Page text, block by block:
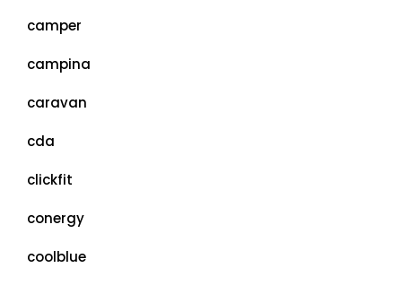
camper
campina
caravan
cda
clickfit
conergy
coolblue